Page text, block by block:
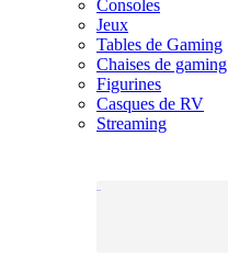
Consoles
Jeux
Tables de Gaming
Chaises de gaming
Figurines
Casques de RV
Streaming